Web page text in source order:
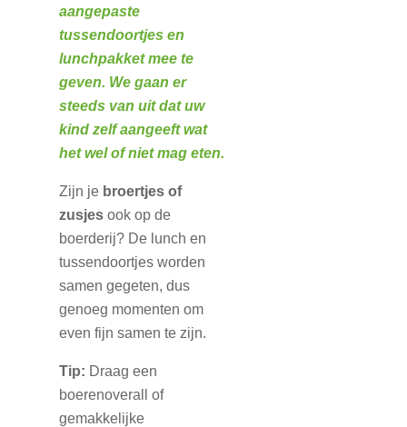
aangepaste
tussendoortjes en
lunchpakket mee te
geven. We gaan er
steeds van uit dat uw
kind zelf aangeeft wat
het wel of niet mag eten.
Zijn je broertjes of
zusjes ook op de
boerderij? De lunch en
tussendoortjes worden
samen gegeten, dus
genoeg momenten om
even fijn samen te zijn.
Tip: Draag een
boerenoverall of
gemakkelijke